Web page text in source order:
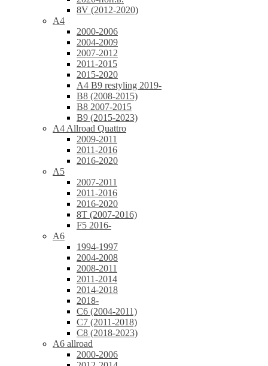
8V (2012-2020)
A4
2000-2006
2004-2009
2007-2012
2011-2015
2015-2020
A4 B9 restyling 2019-
B8 (2008-2015)
B8 2007-2015
B9 (2015-2023)
A4 Allroad Quattro
2009-2011
2011-2016
2016-2020
A5
2007-2011
2011-2016
2016-2020
8T (2007-2016)
F5 2016-
A6
1994-1997
2004-2008
2008-2011
2011-2014
2014-2018
2018-
C6 (2004-2011)
C7 (2011-2018)
C8 (2018-2023)
A6 allroad
2000-2006